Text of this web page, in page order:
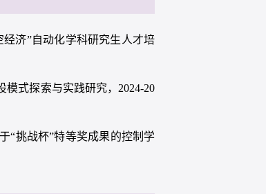
济”自动化学科研究生人才培
式探索与实践研究，2024-20
“挑战杯”特等奖成果的控制学